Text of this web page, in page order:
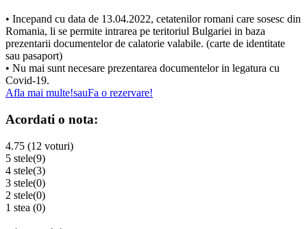
• Incepand cu data de 13.04.2022, cetatenilor romani care sosesc din
Romania, li se permite intrarea pe teritoriul Bulgariei in baza
prezentarii documentelor de calatorie valabile. (carte de identitate
sau pasaport)
• Nu mai sunt necesare prezentarea documentelor in legatura cu
Covid-19.
Afla mai multe!sauFa o rezervare!
Acordati o nota:
4.75 (12 voturi)
5 stele(9)
4 stele(3)
3 stele(0)
2 stele(0)
1 stea (0)